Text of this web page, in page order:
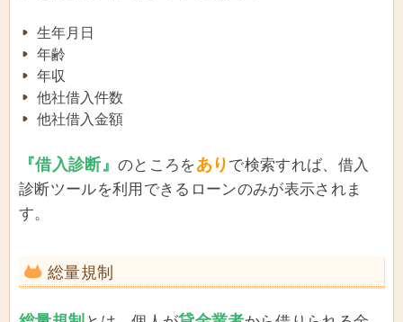
生年月日
年齢
年収
他社借入件数
他社借入金額
『借入診断』のところをあり で検索すれば、借入
診断ツールを利用できるローンのみが表示されま
す。
総量規制